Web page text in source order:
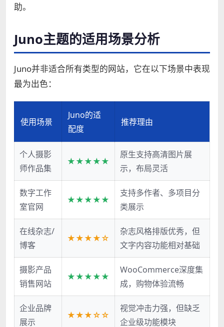
助。
Juno主题的适用场景分析
Juno并非适合所有类型的网站，它在以下场景中表现
最为出色：
使用场景
Juno的适
配度
推荐理由
个人摄影
师作品集
★★★★★
原生支持高清图片展
示，布局灵活
数字工作
室官网
★★★★★
支持多作者、多项目分
类展示
在线杂志/
博客
★★★★☆
杂志风格排版优秀，但
文字内容功能相对基础
摄影产品
销售网站
★★★★★
WooCommerce深度集
成，购物体验流畅
企业品牌
展示
★★★☆☆
视觉冲击力强，但缺乏
企业级功能模块